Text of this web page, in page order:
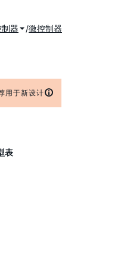
器
微控制器
用于新设计
表